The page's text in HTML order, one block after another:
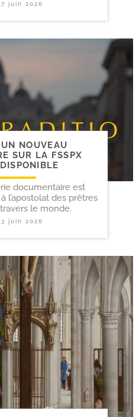
7 juin 2026
NOUVEAU
SUR LA FSSPX
documentaire est
l’apostolat des prêtres
le monde.
3 juin 2026